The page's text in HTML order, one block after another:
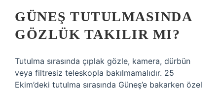
GÜNEŞ TUTULMASINDA
GÖZLÜK TAKILIR MI?
Tutulma sırasında çıplak gözle, kamera, dürbün
veya filtresiz teleskopla bakılmamalıdır. 25
Ekim’deki tutulma sırasında Güneş’e bakarken özel